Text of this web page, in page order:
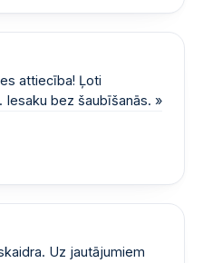
attiecība! Ļoti
Iesaku bez šaubīšanās. »
Uz jautājumiem